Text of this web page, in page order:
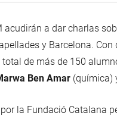
acudirán a dar charlas
y Barcelona.
de más de 150
Ben Amar (química)
la Fundació Catalana